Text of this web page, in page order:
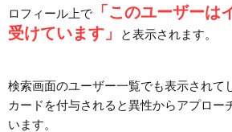
ロフィール上で
「このユーザーは
受けています」
と表示されます。
検索画面のユーザー一覧でも表示されて
カードを付与されると異性からアプロー
います。